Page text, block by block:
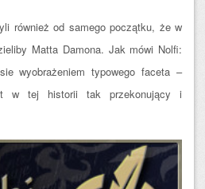
również od samego początku, że w
Matta Damona. Jak mówi Nolfi:
wyobrażeniem typowego faceta –
w tej historii tak przekonujący i